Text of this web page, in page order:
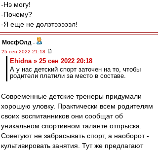
-Нэ могу!
-Почему?
-Я еще не долэтэээээл!
МосфОлд -
25 сен 2022 21:18
Ehidna » 25 сен 2022 20:18
А у нас детский спорт заточен на то, чтобы
родители платили за место в составе.
Современные детские тренеры придумали
хорошую уловку. Практически всем родителям
своих воспитанников они сообщат об
уникальном спортивном таланте отпрыска.
Советуют не забрасывать спорт, а наоборот -
культивировать занятия. Тут же предлагают